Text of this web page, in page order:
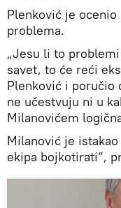
Plenković je
problema.
„Jesu li to
savet, to će reći
Plenković i poručio
ne učestvuju ni u
Milanovićem
Milanović je
ekipa bojkotirati“,